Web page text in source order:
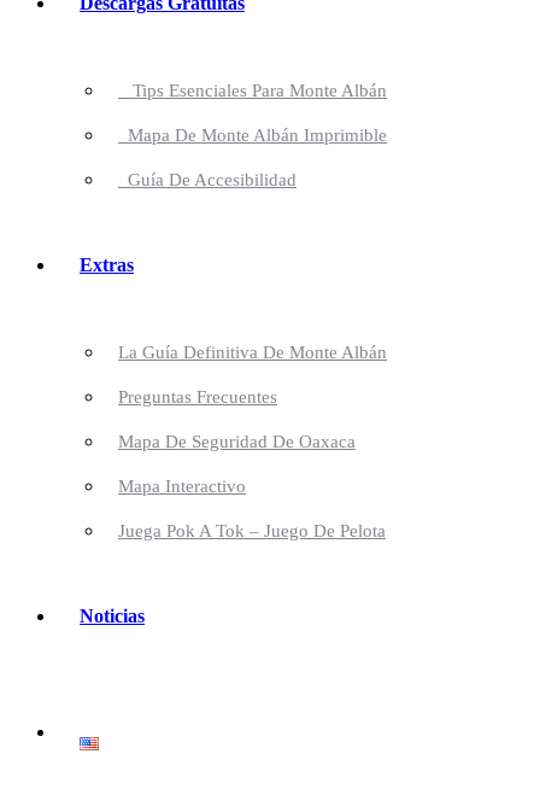
Tips Esenciales Para Monte Albán
Mapa De Monte Albán Imprimible
Guía De Accesibilidad
Extras
La Guía Definitiva De Monte Albán
Preguntas Frecuentes
Mapa De Seguridad De Oaxaca
Mapa Interactivo
Juega Pok A Tok – Juego De Pelota
Noticias